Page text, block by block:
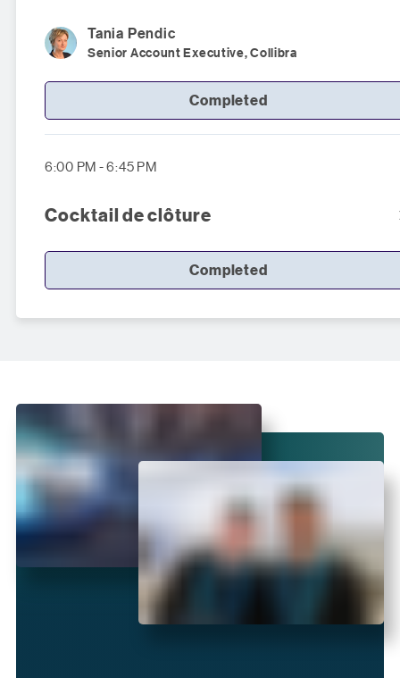
Tania Pendic
Senior Account Executive, Collibra
Completed
6:00 PM - 6:45 PM
Cocktail de clôture
Completed